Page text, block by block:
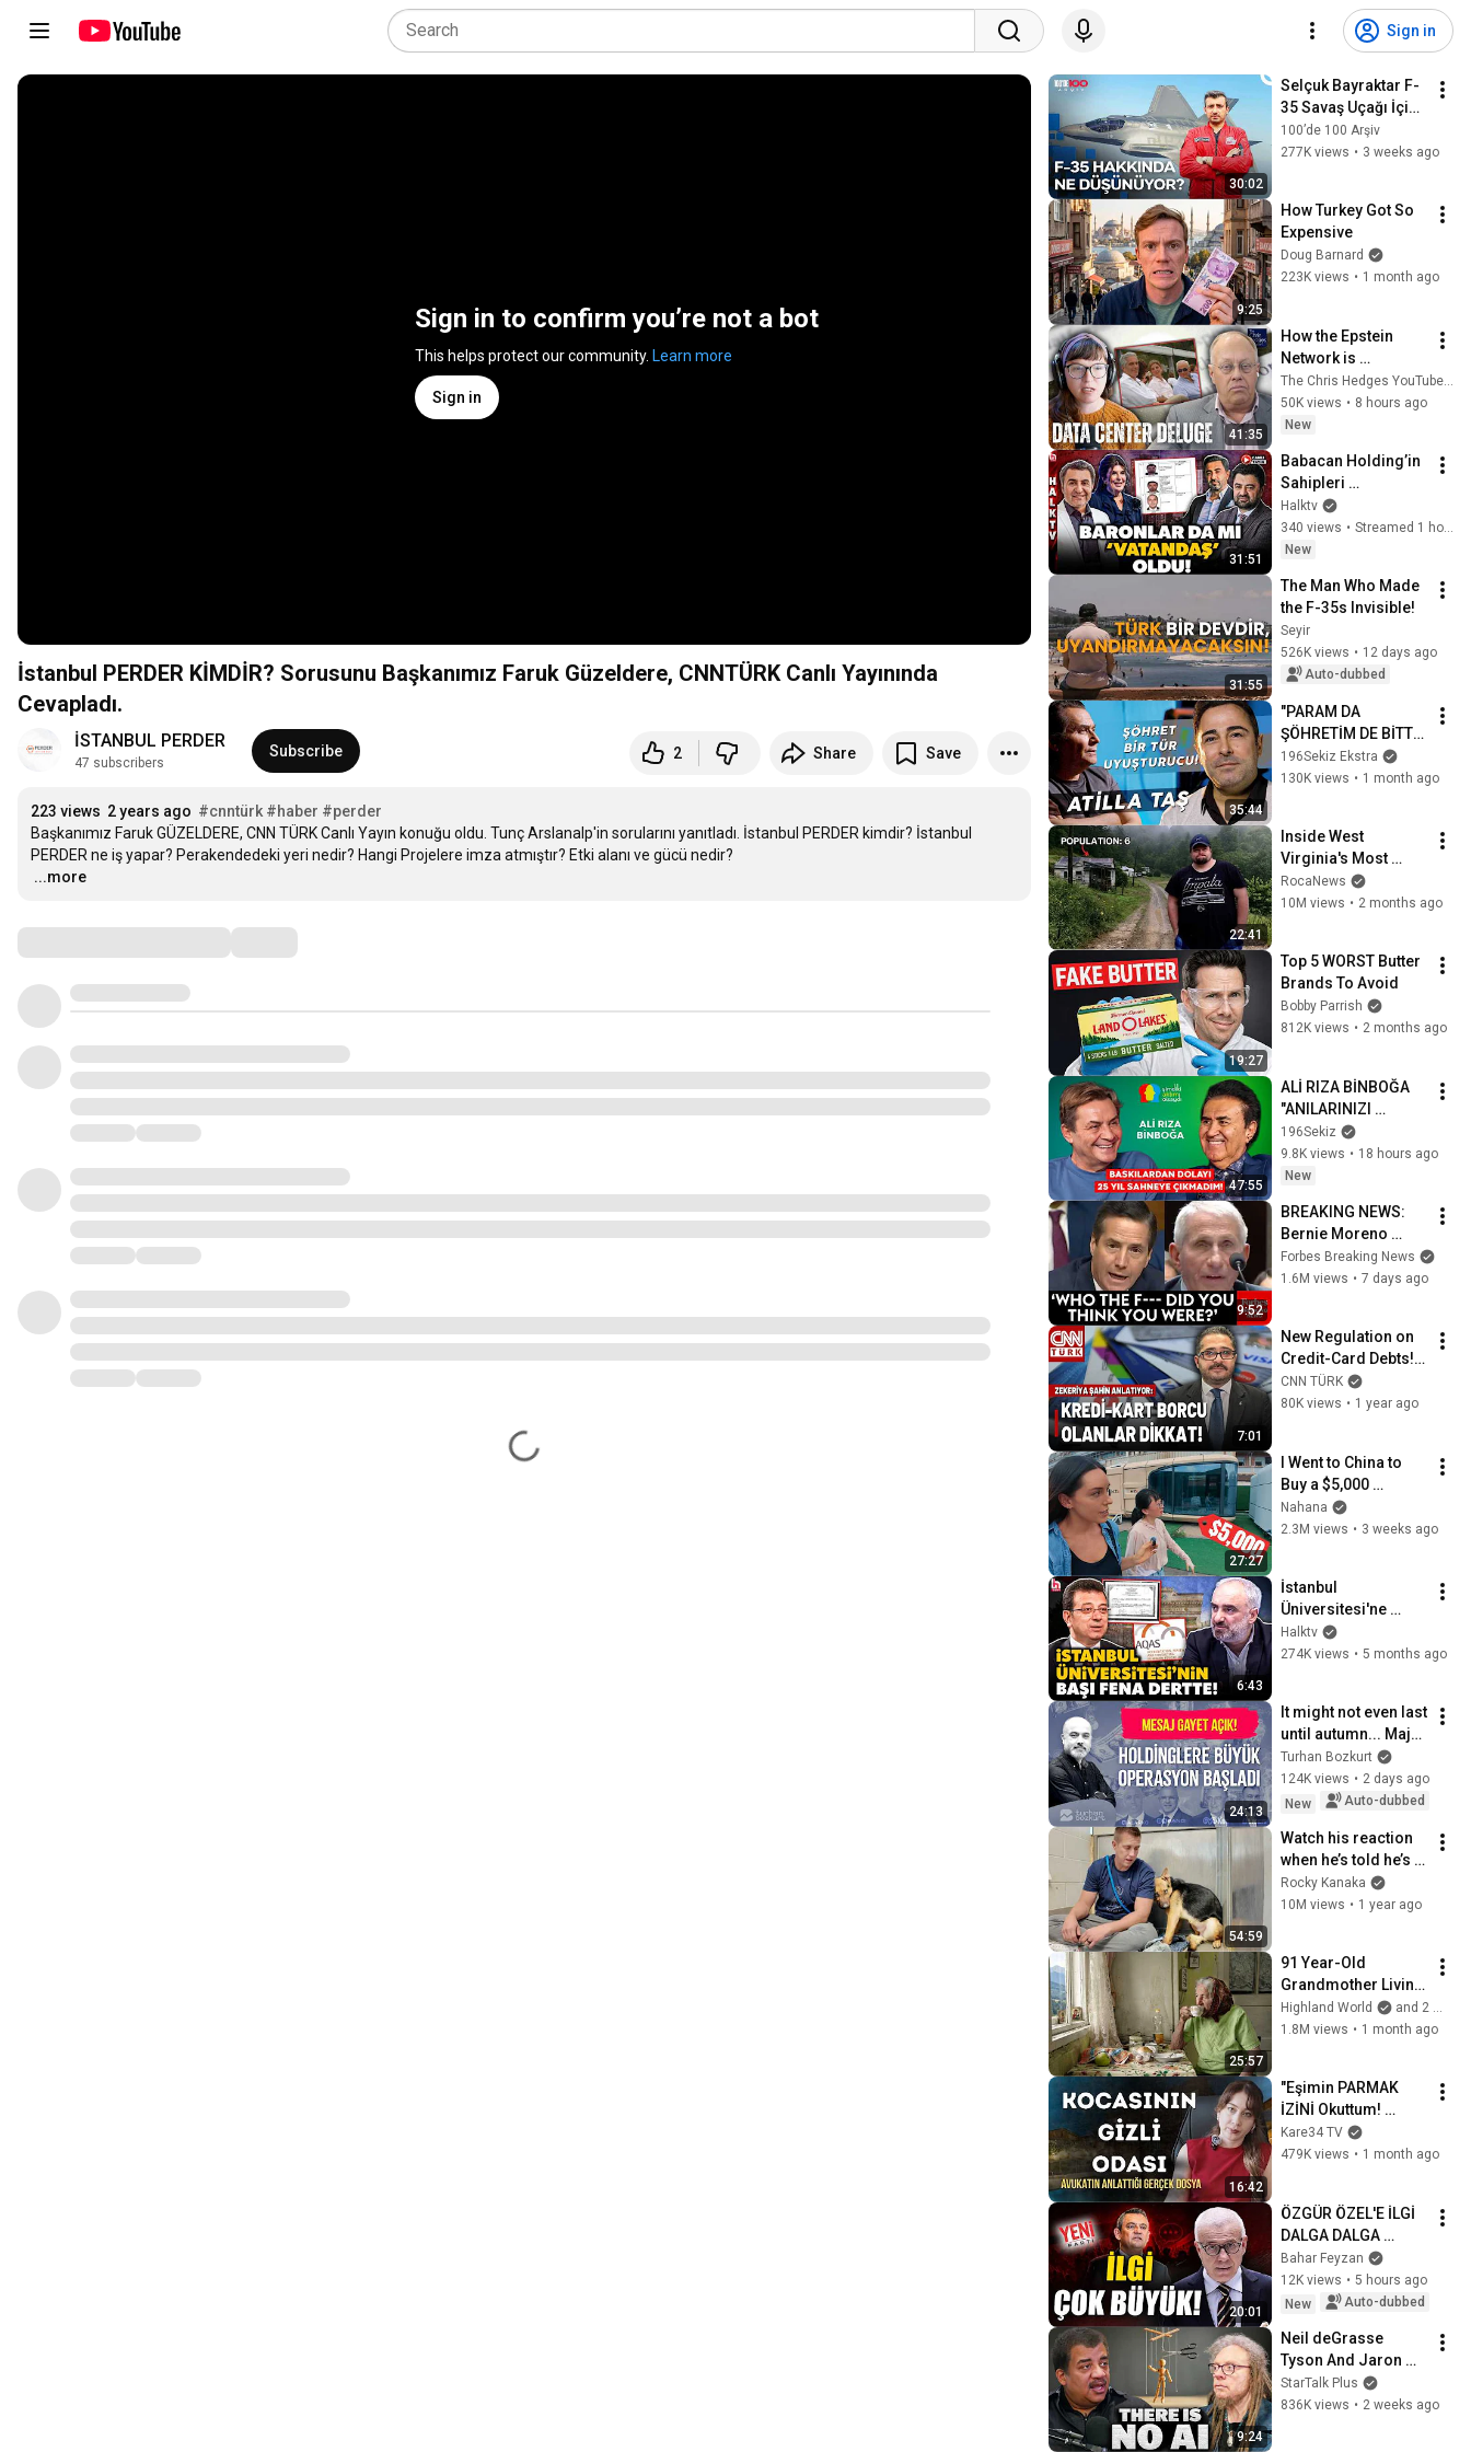
Sign in
Sign in to confirm you’re not a bot
This helps protect our community. Learn more
Sign in
İstanbul PERDER KİMDİR? Sorusunu Başkanımız Faruk Güzeldere, CNNTÜRK Canlı Yayınında
Cevapladı.
İSTANBUL PERDER
47 subscribers
Subscribe 2 Share Save
223 views 2 years ago #cnntürk #haber #perder
Başkanımız Faruk GÜZELDERE, CNN TÜRK Canlı Yayın konuğu oldu. Tunç Arslanalp'in sorularını yanıtladı. İstanbul PERDER kimdir? İstanbul
…
...more
30:02
Selçuk Bayraktar F-
35 Savaş Uçağı İçin
Neler Söyledi? | Az
Önce Konuştum
100’de 100 Arşiv
277K views • 3 weeks ago
9:25
How Turkey Got So
Expensive
Doug Barnard
223K views • 1 month ago
41:35
How the Epstein
Network is
Privatizing Govt &
Building the
Surveillance
Webb) |TCHR
The Chris Hedges YouTube Channel
50K views • 8 hours ago
New
31:51
Babacan Holding’in
Sahipleri
Gözaltında…
Yüzlerce Kişiye
Sahte Vatandaşlık
Halktv
340 views •
Streamed 1 hour ago
New
31:55
The Man Who Made
the F-35s Invisible!
Seyir
526K views • 12 days ago
Auto-dubbed
35:44
"PARAM DA
ŞÖHRETİM DE BİTTİ!
İNSANLAR BENİ İTİCİ
BULMAYA BAŞLADI!"
196Sekiz Ekstra
130K views • 1 month ago
22:41
Inside West
Virginia's Most
Remote Holler
RocaNews
10M views • 2 months ago
19:27
Top 5 WORST Butter
Brands To Avoid
Bobby Parrish
812K views • 2 months ago
47:55
ALİ RIZA BİNBOĞA
"ANILARINIZI
YAZARKEN
KENDİNİZLE
HESAPLAŞIYORSUN
196Sekiz
9.8K views • 18 hours ago
New
9:52
BREAKING NEWS:
Bernie Moreno
Goes Absolutely
Nuclear On Fauci In
Forbes Breaking News
1.6M views • 7 days ago
7:01
New Regulation on
Credit-Card Debts!
What are the Criteria
for the BRSA's New
CNN TÜRK
80K views • 1 year ago
27:27
I Went to China to
Buy a $5,000
Modular Home —
What's the Real
Nahana
2.3M views • 3 weeks ago
6:43
İstanbul
Üniversitesi'ne
ikinci İmamoğlu
şoku! Avrupa'daki
anlattı!
Halktv
274K views • 5 months ago
24:13
It might not even last
until autumn... Major
operation on the
holdings | Turhan
Bozkurt
Turhan Bozkurt
124K views • 2 days ago
New
Auto-dubbed
54:59
Watch his reaction
when he’s told he’s a
GOOD BOY for the
first time 🥹
Rocky Kanaka
10M views • 1 year ago
25:57
91 Year-Old
Grandmother Living
Alone In A Mountain
Village Forgotten By
Highland World
and 2 more
1.8M views • 1 month ago
16:42
"Eşimin PARMAK
İZİNİ Okuttum!
GÖRDÜKLERİME
İNANAMADIM" |
Kare34 TV
479K views • 1 month ago
20:01
ÖZGÜR ÖZEL'E İLGİ
DALGA DALGA
BÜYÜYOR MU?
Bahar Feyzan
12K views • 5 hours ago
New
Auto-dubbed
9:24
Neil deGrasse
Tyson And Jaron
Lanier on the AI
Illusion
StarTalk Plus
836K views • 2 weeks ago